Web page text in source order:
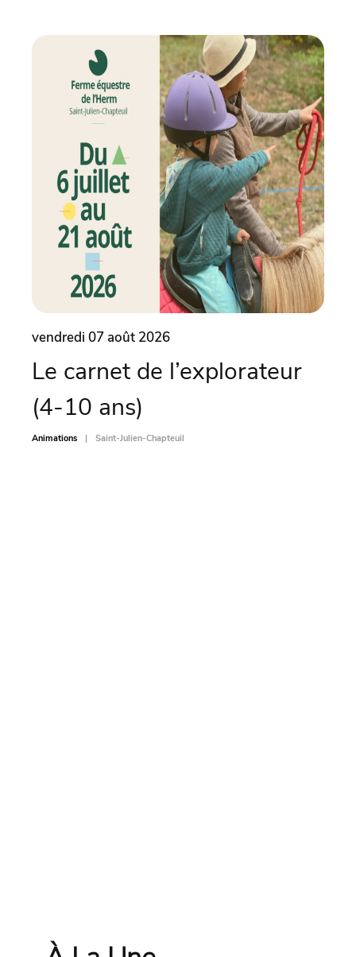
vendredi 07 août 2026
Le carnet de l’explorateur
(4-10 ans)
Animations Saint-Julien-Chapteuil